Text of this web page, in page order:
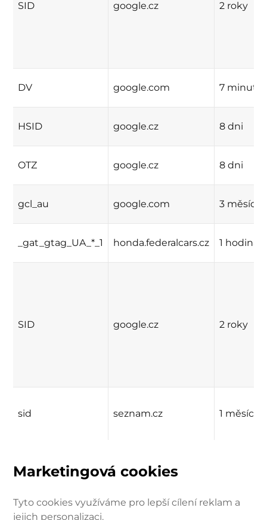
SID google.cz 2 roky
DV google.com 7 minut
HSID google.cz 8 dni
OTZ google.cz 8 dni
gcl_au google.com 3 měsíce
_gat_gtag_UA_*_1 honda.federalcars.cz 1 hodina
SID google.cz 2 roky
sid seznam.cz 1 měsíc
Marketingová cookies
Tyto cookies využíváme pro lepší cílení reklam a
jejich personalizaci.